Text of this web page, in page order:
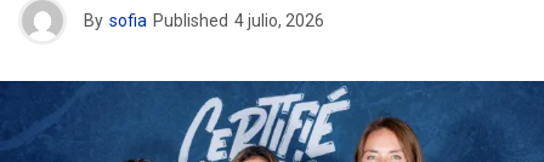
By sofia Published 4 julio, 2026